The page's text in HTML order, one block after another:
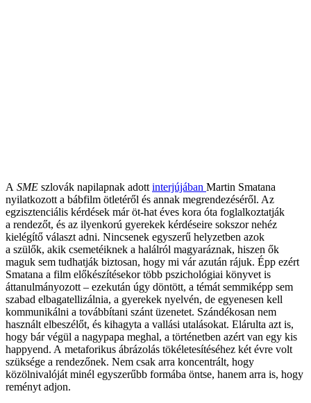
A SME szlovák napilapnak adott interjújában Martin Smatana
nyilatkozott a bábfilm ötletéről és annak megrendezéséről. Az
egzisztenciális kérdések már öt-hat éves kora óta foglalkoztatják
a rendezőt, és az ilyenkorú gyerekek kérdéseire sokszor nehéz
kielégítő választ adni. Nincsenek egyszerű helyzetben azok
a szülők, akik csemetéiknek a halálról magyaráznak, hiszen ők
maguk sem tudhatják biztosan, hogy mi vár azután rájuk. Épp ezért
Smatana a film előkészítésekor több pszichológiai könyvet is
áttanulmányozott – ezekután úgy döntött, a témát semmiképp sem
szabad elbagatellizálnia, a gyerekek nyelvén, de egyenesen kell
kommunikálni a továbbítani szánt üzenetet. Szándékosan nem
használt elbeszélőt, és kihagyta a vallási utalásokat. Elárulta azt is,
hogy bár végül a nagypapa meghal, a történetben azért van egy kis
happyend. A metaforikus ábrázolás tökéletesítéséhez két évre volt
szüksége a rendezőnek. Nem csak arra koncentrált, hogy
közölnivalóját minél egyszerűbb formába öntse, hanem arra is, hogy
reményt adjon.